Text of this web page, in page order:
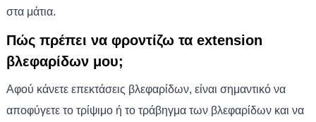
στα μάτια.
Πώς πρέπει να φροντίζω τα extension
βλεφαρίδων μου;
Αφού κάνετε επεκτάσεις βλεφαρίδων, είναι σημαντικό να
αποφύγετε το τρίψιμο ή το τράβηγμα των βλεφαρίδων και να